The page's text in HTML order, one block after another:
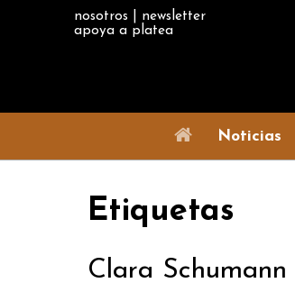
nosotros
newsletter
apoya a platea
Noticias
Etiquetas
Clara Schumann